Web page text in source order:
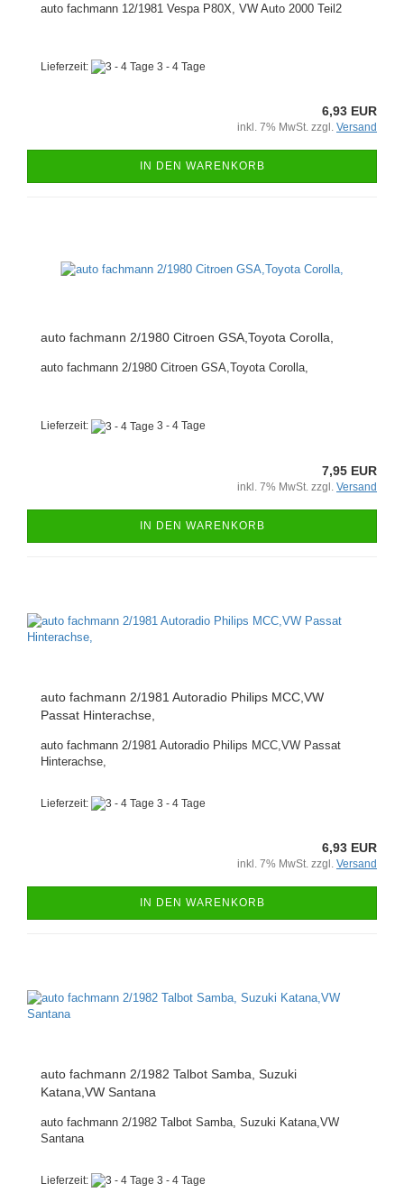
auto fachmann 12/1981 Vespa P80X, VW Auto 2000 Teil2
Lieferzeit: 3 - 4 Tage
6,93 EUR
inkl. 7% MwSt. zzgl. Versand
IN DEN WARENKORB
auto fachmann 2/1980 Citroen GSA,Toyota Corolla,
auto fachmann 2/1980 Citroen GSA,Toyota Corolla,
Lieferzeit: 3 - 4 Tage
7,95 EUR
inkl. 7% MwSt. zzgl. Versand
IN DEN WARENKORB
auto fachmann 2/1981 Autoradio Philips MCC,VW
Passat Hinterachse,
auto fachmann 2/1981 Autoradio Philips MCC,VW Passat
Hinterachse,
Lieferzeit: 3 - 4 Tage
6,93 EUR
inkl. 7% MwSt. zzgl. Versand
IN DEN WARENKORB
auto fachmann 2/1982 Talbot Samba, Suzuki
Katana,VW Santana
auto fachmann 2/1982 Talbot Samba, Suzuki Katana,VW
Santana
Lieferzeit: 3 - 4 Tage